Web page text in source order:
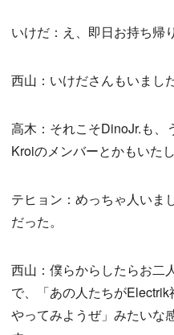
いけだ：え、即日お持ち帰
西山：いけださんもいまし
高木：それこそDinoJr.も、
Kroiのメンバーとかもいたし
テヒョン：めっちゃ人いま
だった。
西山：僕らからしたらお二
で、「あの人たちが
やってみようぜ」みたいな